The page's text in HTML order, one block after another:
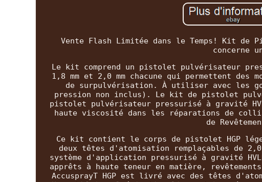
Vente Flash Limitée dans le Temps! Kit de
concerne
Le kit comprend un pistolet pulvérisateur
1,8 mm et 2,0 mm chacune qui permettent des
de surpulvérisation. À utiliser avec les
pression non inclus). Le kit de pistolet
pistolet pulvérisateur pressurisé à gravité
haute viscosité dans les réparations de
de
Ce kit contient le corps de pistolet HGP
deux têtes d'atomisation remplaçables de
système d'application pressurisé à gravité
apprêts à haute teneur en matière,
AccusprayT HGP est livré avec des têtes